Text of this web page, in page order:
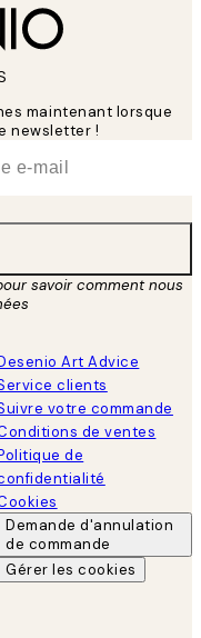
maintenant lorsque
newsletter !
savoir comment nous
Art Advice
clients
votre commande
de ventes
de
Demande d'annulation
de commande
Gérer les cookies